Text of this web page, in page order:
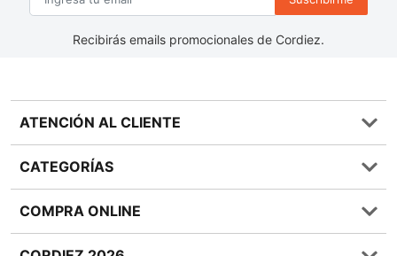
Recibirás emails promocionales de Cordiez.
ATENCIÓN AL CLIENTE
Preguntas frecuentes
0810 555 1970
Términos y condiciones
CATEGORÍAS
Bebidas
COMPRA ONLINE